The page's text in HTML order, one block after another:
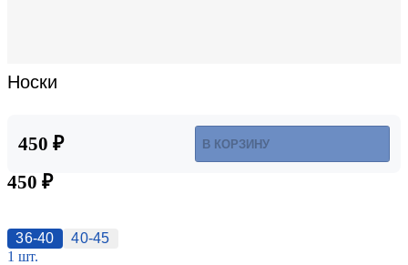
Носки
450 ₽ В КОРЗИНУ
450 ₽
36-40
40-45
1 шт.